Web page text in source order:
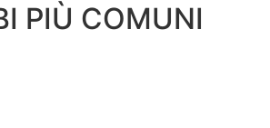
PIÙ COMUNI